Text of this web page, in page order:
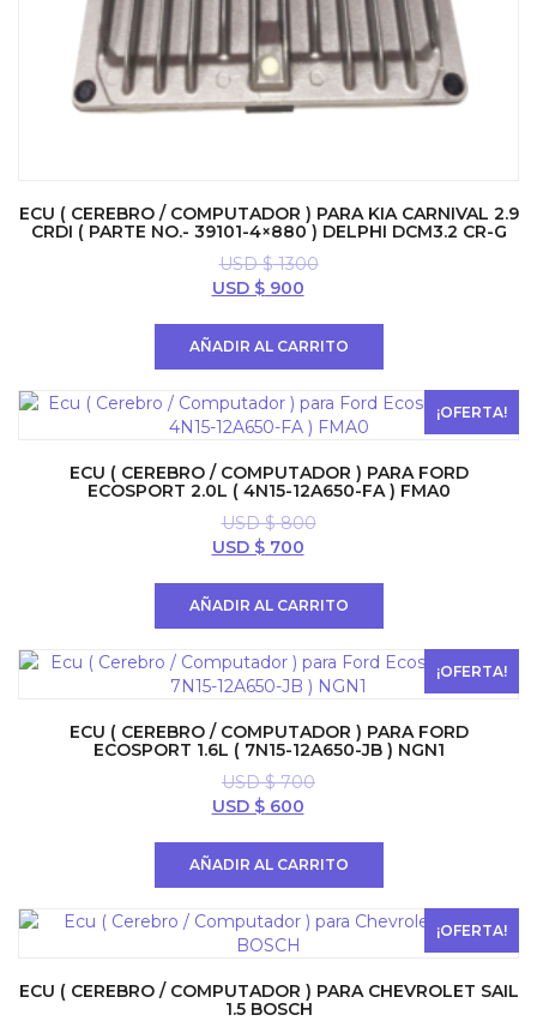
ECU ( CEREBRO / COMPUTADOR ) PARA KIA CARNIVAL 2.9
CRDI ( PARTE NO.- 39101-4×880 ) DELPHI DCM3.2 CR-G
USD $1300
El
$ 1300.
USD $900El
$ 900.
AÑADIR AL CARRITO
¡OFERTA!
ECU ( CEREBRO / COMPUTADOR ) PARA FORD
ECOSPORT 2.0L ( 4N15-12A650-FA ) FMA0
USD $800
El
era:
$ 800.
USD $700El
es:
$ 700.
AÑADIR AL CARRITO
¡OFERTA!
ECU ( CEREBRO / COMPUTADOR ) PARA FORD
ECOSPORT 1.6L ( 7N15-12A650-JB ) NGN1
USD $700
El
era:
$ 700.
USD $600El
es:
$ 600.
AÑADIR AL CARRITO
¡OFERTA!
ECU ( CEREBRO / COMPUTADOR ) PARA CHEVROLET SAIL
1.5 BOSCH